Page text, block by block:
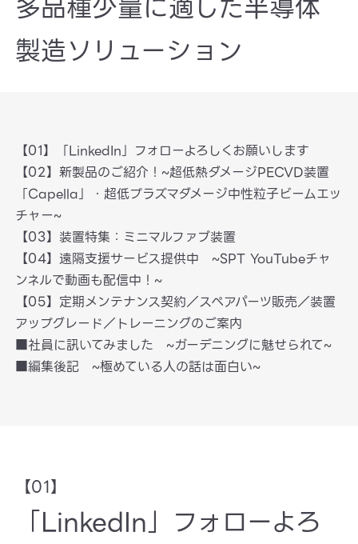
製造ソリューション
【01】「LinkedIn」フォローよろしくお願いします
【02】新製品のご紹介！~超低熱ダメージPECVD装置
「Capella」・超低プラズマダメージ中性粒子ビームエッ
チャー~
【03】装置特集：ミニマルファブ装置
【04】遠隔支援サービス提供中 ~SPT YouTubeチャ
ンネルで動画も配信中！~
【05】定期メンテナンス契約／スペアパーツ販売／装置
アップグレード／トレーニングのご案内
■社員に訊いてみました ~ガーデニングに魅せられて~
■編集後記 ~極めている人の話は面白い~
【01】
「LinkedIn」フォローよろ